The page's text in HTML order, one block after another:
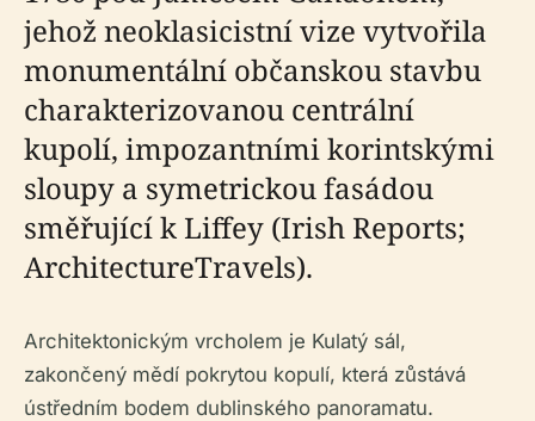
jehož neoklasicistní vize vytvořila
monumentální občanskou stavbu
charakterizovanou centrální
kupolí, impozantními korintskými
sloupy a symetrickou fasádou
směřující k Liffey (Irish Reports;
ArchitectureTravels).
Architektonickým vrcholem je Kulatý sál,
zakončený mědí pokrytou kopulí, která zůstává
ústředním bodem dublinského panoramatu.